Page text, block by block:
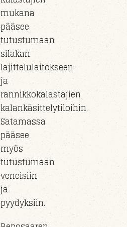
mukana
pääsee
tutustumaan
silakan
lajittelulaitokseen
ja
rannikkokalastajien
kalankäsittelytiloihin.
Satamassa
pääsee
myös
tutustumaan
veneisiin
ja
pyydyksiin.